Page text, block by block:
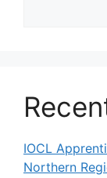
IOCL
Northern